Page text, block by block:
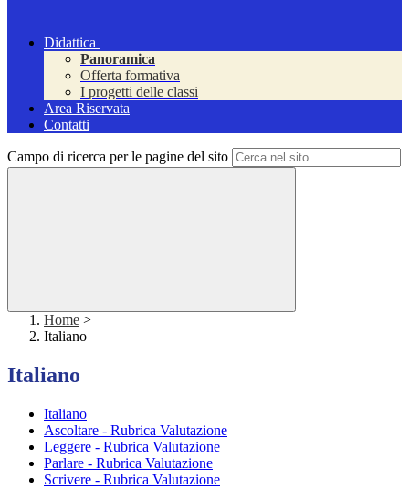
Didattica
Panoramica
Offerta formativa
I progetti delle classi
Area Riservata
Contatti
Campo di ricerca per le pagine del sito
Home >
Italiano
Italiano
Italiano
Ascoltare - Rubrica Valutazione
Leggere - Rubrica Valutazione
Parlare - Rubrica Valutazione
Scrivere - Rubrica Valutazione